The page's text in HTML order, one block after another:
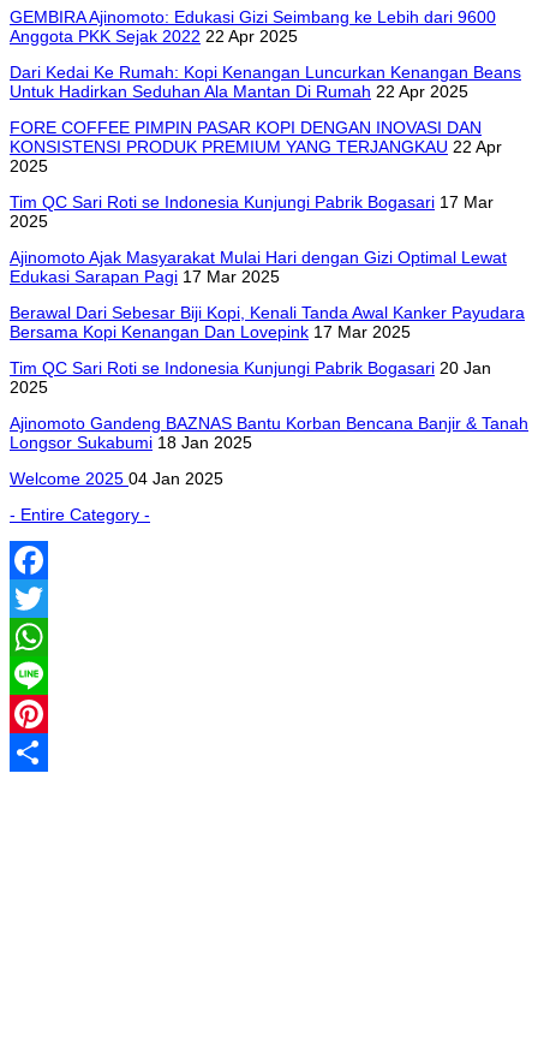
GEMBIRA Ajinomoto: Edukasi Gizi Seimbang ke Lebih dari 9600
Anggota PKK Sejak 2022 22 Apr 2025
Dari Kedai Ke Rumah: Kopi Kenangan Luncurkan Kenangan Beans
Untuk Hadirkan Seduhan Ala Mantan Di Rumah 22 Apr 2025
FORE COFFEE PIMPIN PASAR KOPI DENGAN INOVASI DAN
KONSISTENSI PRODUK PREMIUM YANG TERJANGKAU 22 Apr
2025
Tim QC Sari Roti se Indonesia Kunjungi Pabrik Bogasari 17 Mar
2025
Ajinomoto Ajak Masyarakat Mulai Hari dengan Gizi Optimal Lewat
Edukasi Sarapan Pagi 17 Mar 2025
Berawal Dari Sebesar Biji Kopi, Kenali Tanda Awal Kanker Payudara
Bersama Kopi Kenangan Dan Lovepink 17 Mar 2025
Tim QC Sari Roti se Indonesia Kunjungi Pabrik Bogasari 20 Jan
2025
Ajinomoto Gandeng BAZNAS Bantu Korban Bencana Banjir & Tanah
Longsor Sukabumi 18 Jan 2025
Welcome 2025 04 Jan 2025
- Entire Category -
Facebook
Twitter
WhatsApp
Line
Pinterest